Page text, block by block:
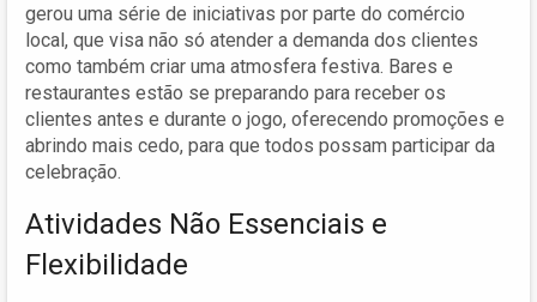
gerou uma série de iniciativas por parte do comércio
local, que visa não só atender a demanda dos clientes
como também criar uma atmosfera festiva. Bares e
restaurantes estão se preparando para receber os
clientes antes e durante o jogo, oferecendo promoções e
abrindo mais cedo, para que todos possam participar da
celebração.
Atividades Não Essenciais e
Flexibilidade